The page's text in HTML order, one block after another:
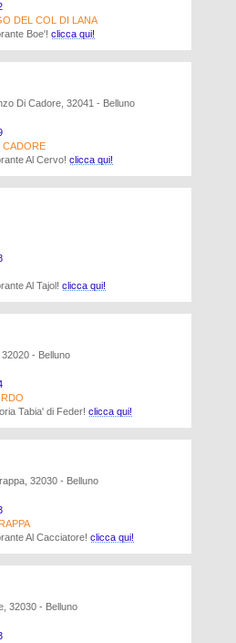
DEL COL DI LANA
Boe'! clicca qui!
Di Cadore, 32041 - Belluno
CADORE
Al Cervo! clicca qui!
Al Tajol! clicca qui!
- Belluno
Tabia' di Feder! clicca qui!
32030 - Belluno
Al Cacciatore! clicca qui!
32030 - Belluno